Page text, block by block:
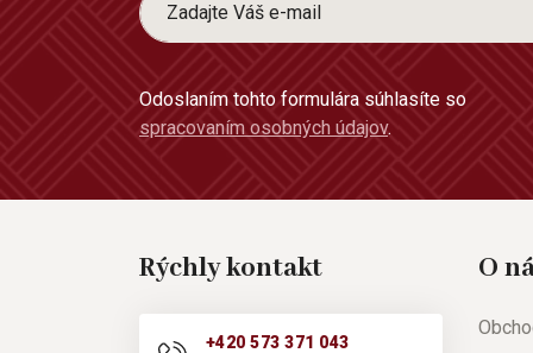
Odoslaním tohto formulára súhlasíte so
spracovaním osobných údajov.
Rýchly kontakt
+420 573 371 043
O